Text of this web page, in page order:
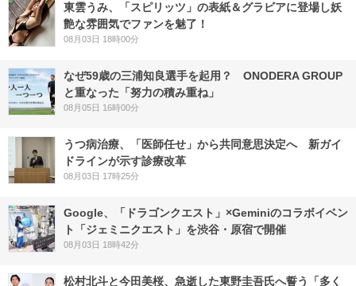
東雲うみ、「スピリッツ」の表紙＆グラビアに登場し妖
艶な雰囲気でファンを魅了！
08月03日 18時00分
なぜ59歳の三浦知良選手を起用？ ONODERA GROUP
と重なった「努力の積み重ね」
08月05日 16時00分
うつ病治療、「医師任せ」から共同意思決定へ 新ガイ
ドラインが示す診療改革
08月03日 17時25分
Google、「ドラゴンクエスト」×Geminiのコラボイベン
ト「ジェミニクエスト」を渋谷・原宿で開催
08月03日 18時42分
松村北斗と今田美桜、急逝した東野圭吾氏へ誓う「多く